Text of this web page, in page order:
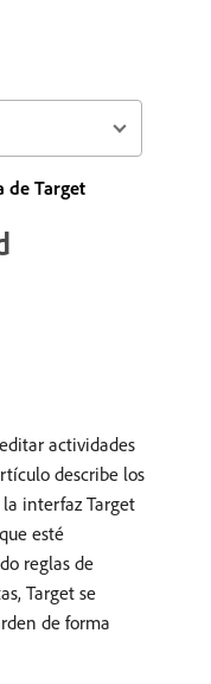
de Target
actividades
describe los
interfaz Target
esté
reglas de
Target se
de forma